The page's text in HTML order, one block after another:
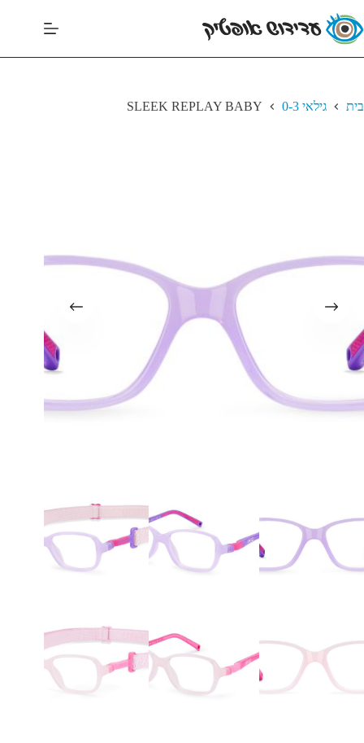
בית גילאי 0-3 SLEEK REPLAY BABY